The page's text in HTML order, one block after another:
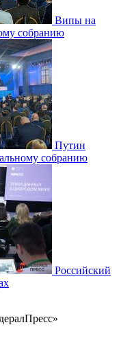
Випы на
собранию
Путин
собранию
Российский